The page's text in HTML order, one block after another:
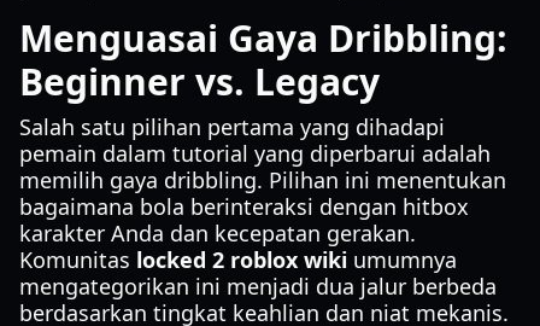
Menguasai Gaya Dribbling:
Beginner vs. Legacy
Salah satu pilihan pertama yang dihadapi
pemain dalam tutorial yang diperbarui adalah
memilih gaya dribbling. Pilihan ini menentukan
bagaimana bola berinteraksi dengan hitbox
karakter Anda dan kecepatan gerakan.
Komunitas locked 2 roblox wiki umumnya
mengategorikan ini menjadi dua jalur berbeda
berdasarkan tingkat keahlian dan niat mekanis.